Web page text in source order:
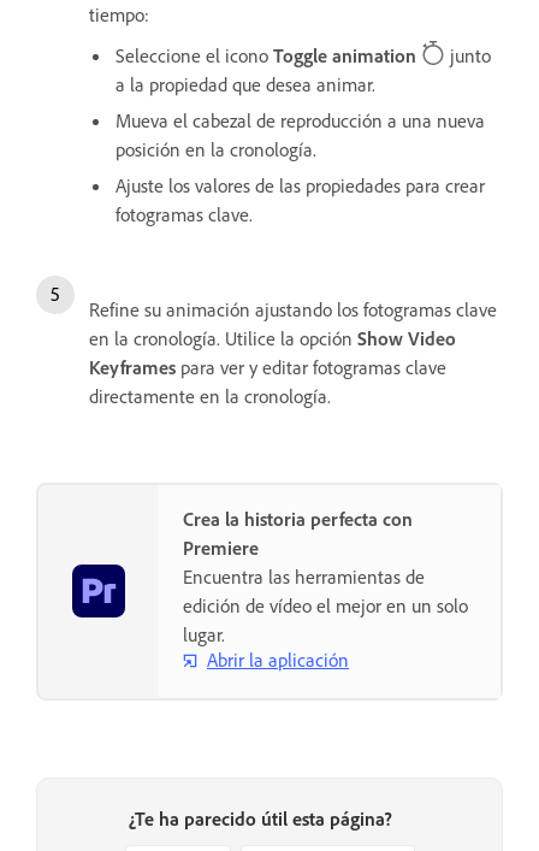
tiempo:
Seleccione el icono Toggle animation
junto
a la propiedad que desea animar.
Mueva el cabezal de reproducción a una nueva
posición en la cronología.
Ajuste los valores de las propiedades para crear
fotogramas clave.
Refine su animación ajustando los fotogramas clave
en la cronología. Utilice la opción Show Video
Keyframes para ver y editar fotogramas clave
directamente en la cronología.
Crea la historia perfecta con
Premiere
Encuentra las herramientas de
edición de vídeo el mejor en un solo
lugar.
Abrir la aplicación
¿Te ha parecido útil esta página?